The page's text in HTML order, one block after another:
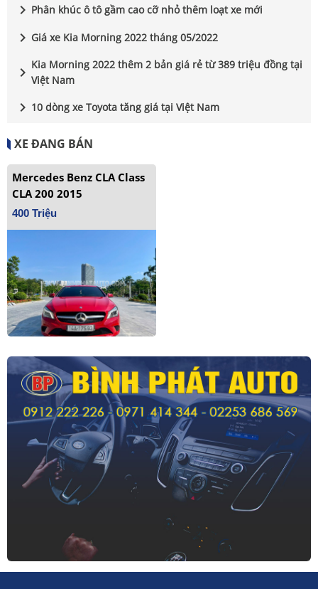
chevron_right Phân khúc ô tô gầm cao cỡ nhỏ thêm loạt xe mới
chevron_right Giá xe Kia Morning 2022 tháng 05/2022
chevron_right Kia Morning 2022 thêm 2 bản giá rẻ từ 389 triệu đồng tại
Việt Nam
chevron_right 10 dòng xe Toyota tăng giá tại Việt Nam
XE ĐANG BÁN
Mercedes Benz CLA Class
CLA 200 2015
400 Triệu